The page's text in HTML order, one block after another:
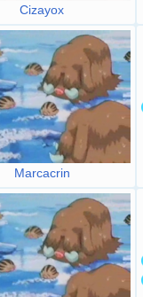
Cizayox
Marcacrin